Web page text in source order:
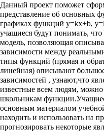
Данный проект поможет
представление об основных
графиках функций y=kx+b,
учащиеся будут понимать,
модель, позволяющая
зависимости между
типы функций (прямая и
линейная) описывают
зависимостей , узнают,что
известные всем людям, можно
школьникам
основным материалом
находить и использовать на
прогнозировать некоторые